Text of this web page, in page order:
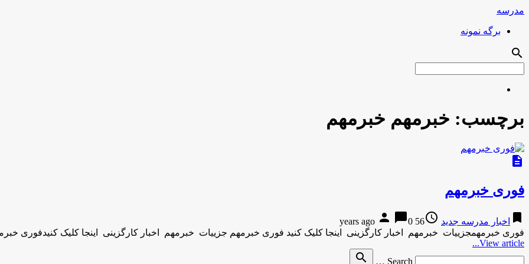
مدرسه
برگه نمونه
search
برچسب: خبرمهم خبرمهم
description
فوری خبرمهم
bookmark اخبار مدرسه جدید access_time
56 years ago
person chat_bubble0
فوری خبرمهمجزییات خبرمهم اخبار کارگزینی اینجا کلیک کنید فوری خبرمهم جزییات خبرمهم اخبار کارگزینی اینجا کلیک کنیدفوری
View article...
Search …
search